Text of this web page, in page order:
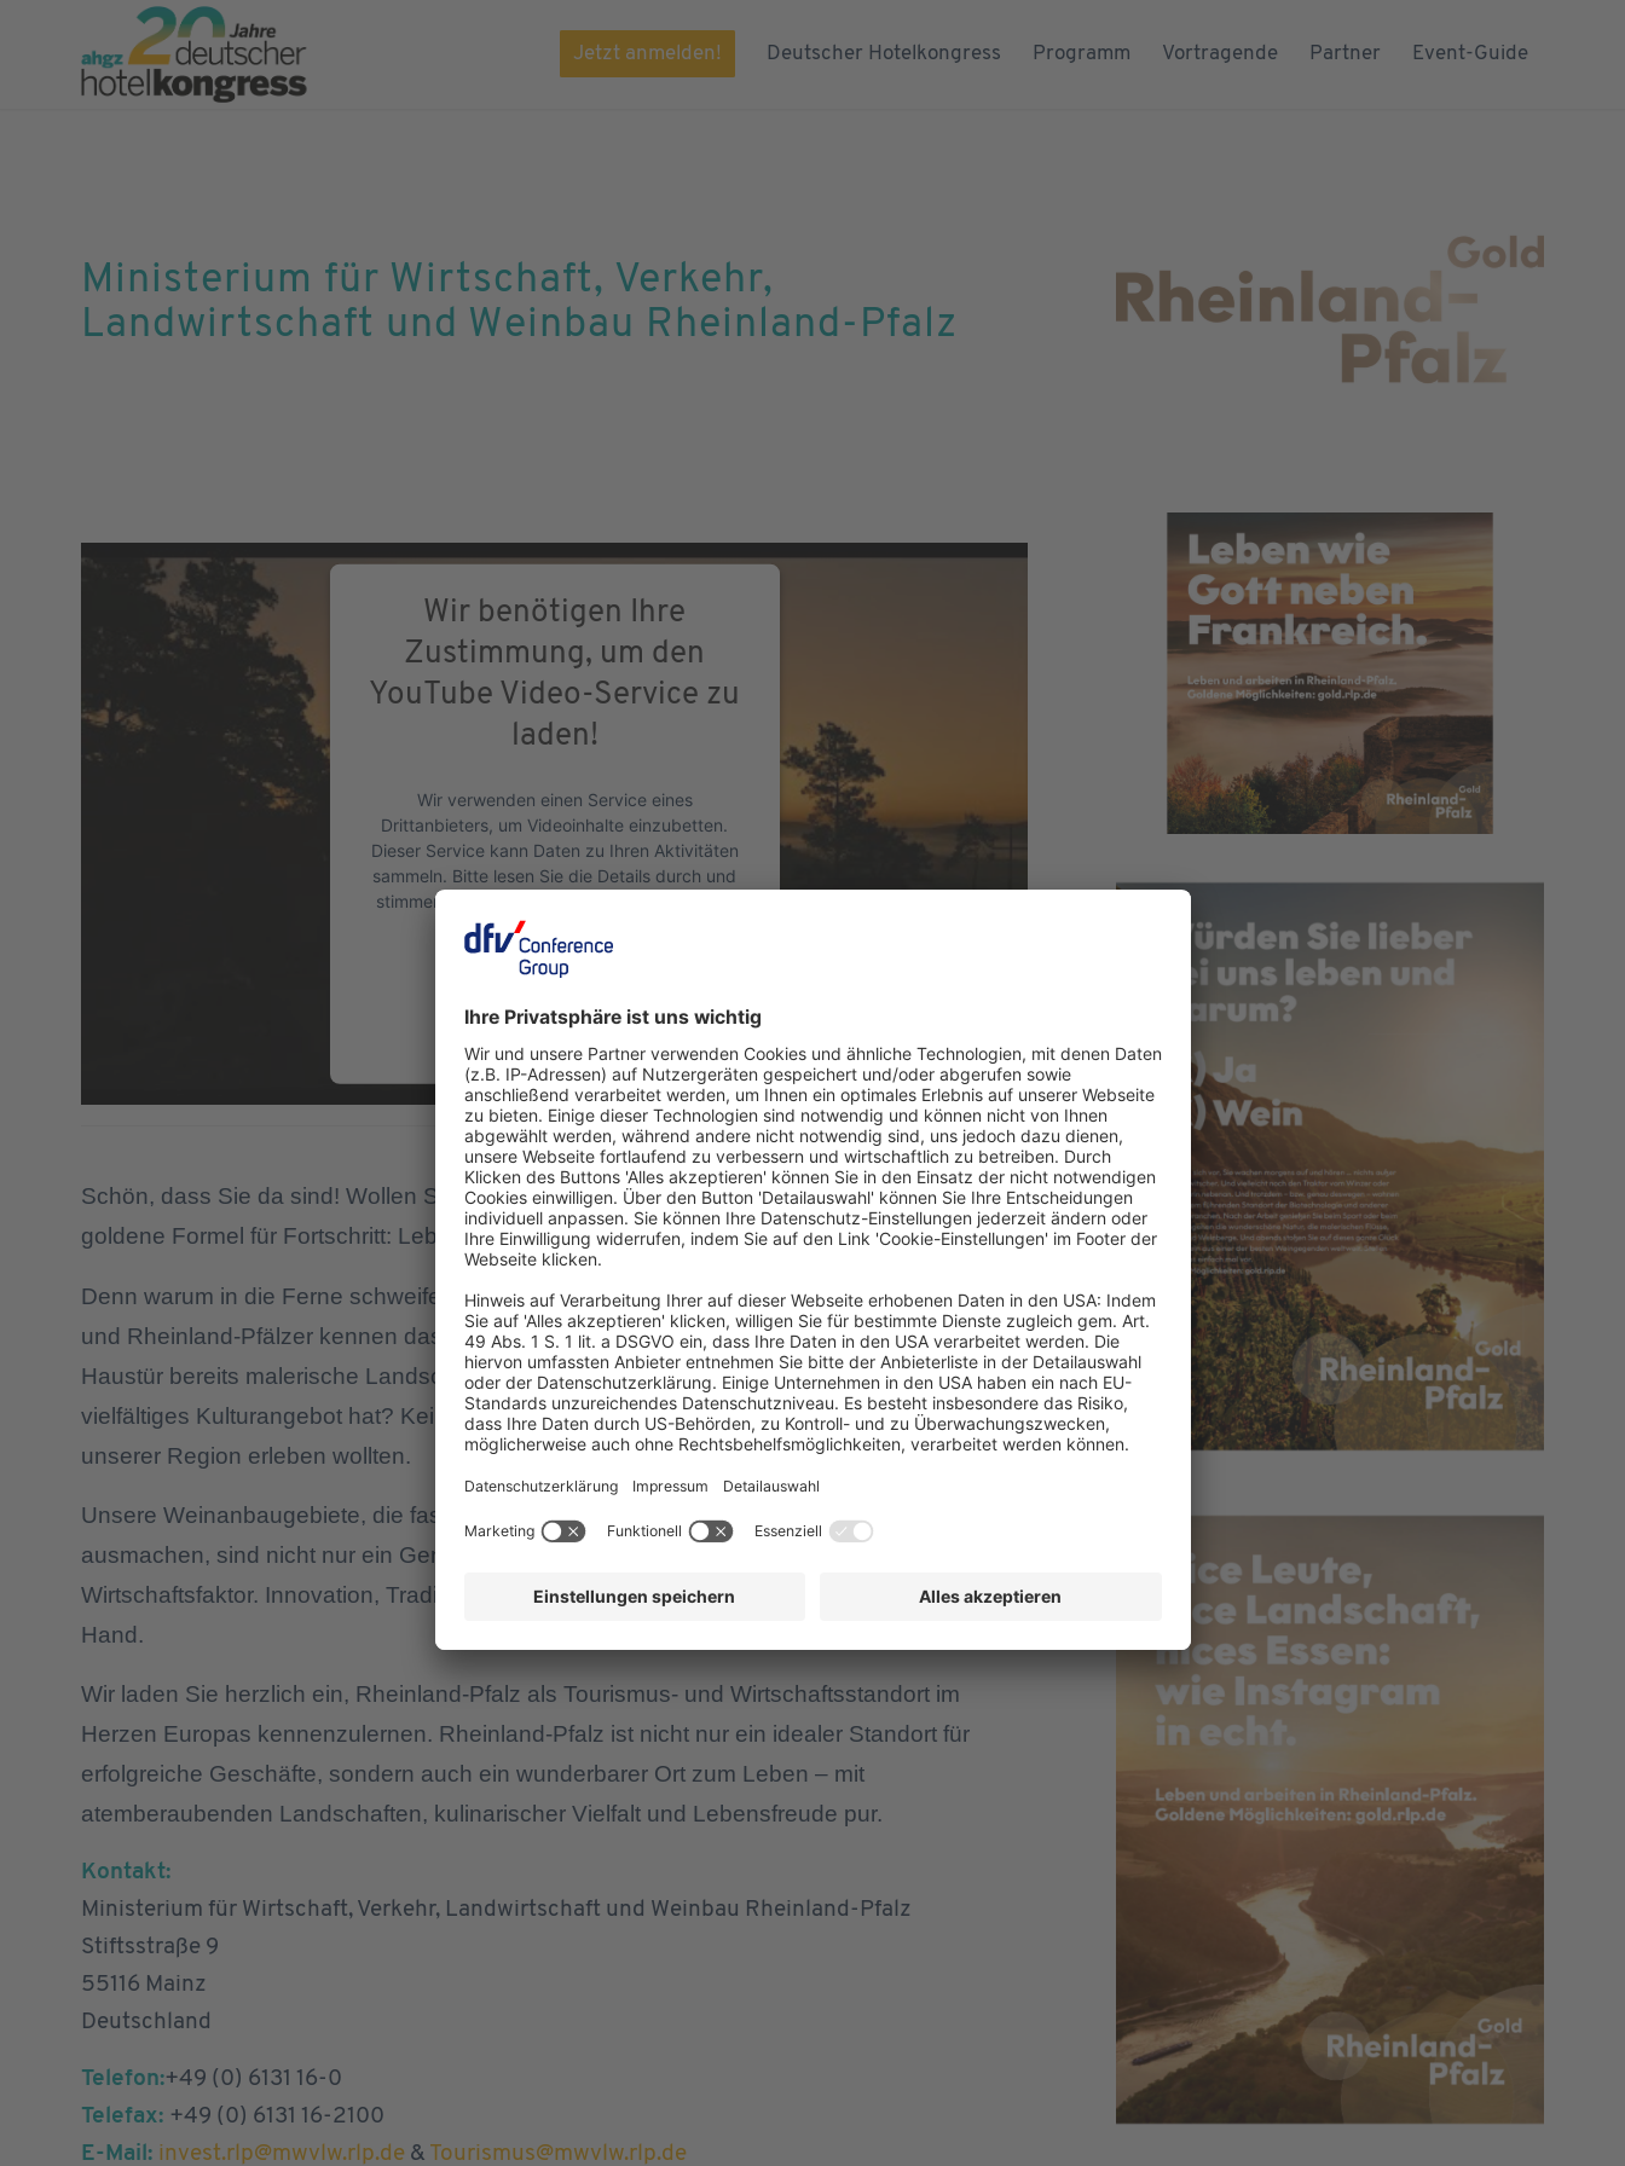
Jetzt anmelden! Deutscher Hotelkongress Programm Vortragende Partner Event-Guide
Ministerium für Wirtschaft, Verkehr,
Landwirtschaft und Weinbau Rheinland-Pfalz
Wir benötigen Ihre
Zustimmung, um den
YouTube Video-Service zu
laden!
Wir verwenden einen Service eines
Drittanbieters, um Videoinhalte einzubetten.
Dieser Service kann Daten zu Ihren Aktivitäten
sammeln. Bitte lesen Sie die Details durch und
stimmen Sie der Nutzung des Service zu, um
dieses Video anzusehen.
Mehr Informationen
Akzeptieren
Schön, dass Sie da sind! Wollen Sie ein Geheimnis erfahren? Hier kennt man nämlich die
goldene Formel für Fortschritt: Lebensfreude plus Offenheit gleich Innovation.
Denn warum in die Ferne schweifen, wenn das Gute so nah liegt? Rheinland-Pfälzerinnen
und Rheinland-Pfälzer kennen das Problem: Wozu noch verreisen, wenn man vor der
Haustür bereits malerische Landschaften, eine herausragende Gastronomie und ein
vielfältiges Kulturangebot hat? Kein Wunder, dass 2024 8,7 Millionen Gäste die Schönheit
unserer Region erleben wollten.
Unsere Weinanbaugebiete, die fast ein Drittel des landwirtschaftlichen Produktionswertes
ausmachen, sind nicht nur ein Genuss für Weinliebhaber, sondern auch ein bedeutender
Wirtschaftsfaktor. Innovation, Tradition und wirtschaftlicher Erfolg gehen bei uns Hand in
Hand.
Wir laden Sie herzlich ein, Rheinland-Pfalz als Tourismus- und Wirtschaftsstandort im
Herzen Europas kennenzulernen. Rheinland-Pfalz ist nicht nur ein idealer Standort für
erfolgreiche Geschäfte, sondern auch ein wunderbarer Ort zum Leben – mit
atemberaubenden Landschaften, kulinarischer Vielfalt und Lebensfreude pur.
Kontakt:
Ministerium für Wirtschaft, Verkehr, Landwirtschaft und Weinbau Rheinland-Pfalz
Stiftsstraße 9
55116 Mainz
Deutschland
Telefon:+49 (0) 6131 16-0
Telefax: +49 (0) 6131 16-2100
E-Mail: invest.rlp@mwvlw.rlp.de & Tourismus@mwvlw.rlp.de